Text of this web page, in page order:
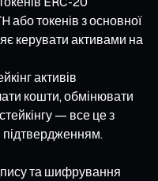
або токенів з основної
керувати активами на
активів
кошти, обмінювати
— все це з
підтвердженням.
та шифрування